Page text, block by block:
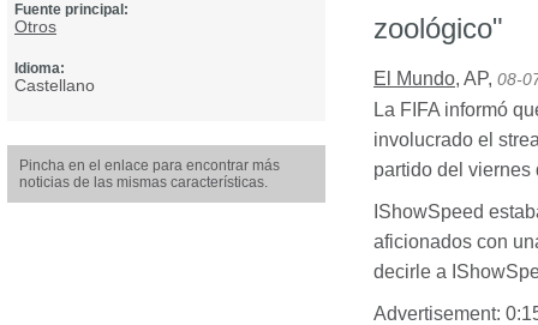
Fuente principal:
Otros
Idioma:
Castellano
Pincha en el enlace para encontrar más
noticias de las mismas características.
zoológico"
El Mundo, AP, 08-
La FIFA informó
involucrado el
partido del viernes
IShowSpeed
aficionados con
decirle a
Advertisement: